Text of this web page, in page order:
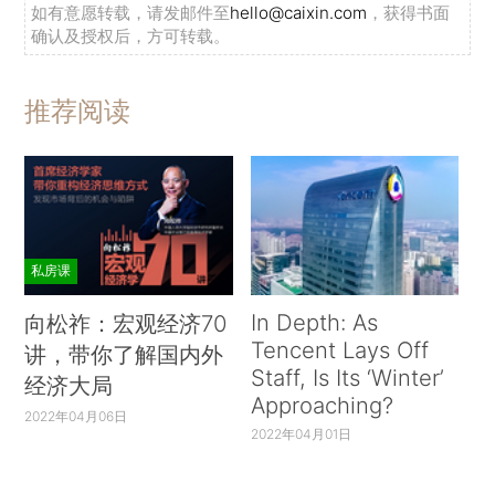
如有意愿转载，请发邮件至hello@caixin.com ，获得书面
确认及授权后，方可转载。
推荐阅读
私房课
向松祚：宏观经济70
讲，带你了解国内外
经济大局
2022年04月06日
In Depth: As
Tencent Lays Off
Staff, Is Its ‘Winter’
Approaching?
2022年04月01日